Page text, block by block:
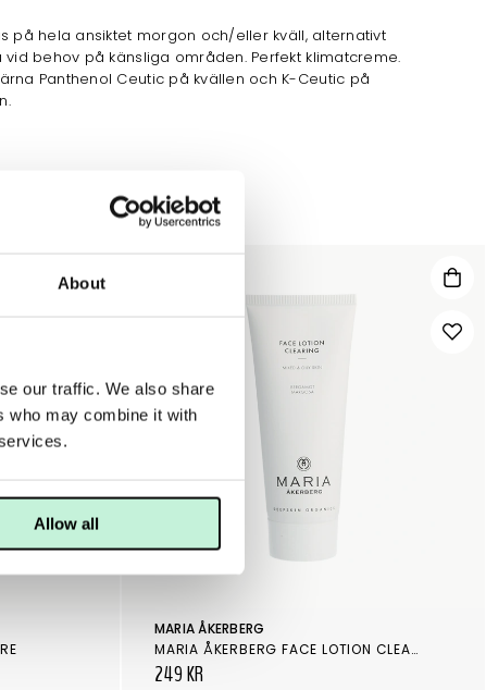
About
our traffic. We also share
who may combine it with
Allow all
på hela ansiktet morgon och/eller kväll, alternativt
behov på känsliga områden. Perfekt klimatcreme.
Panthenol Ceutic på kvällen och K-Ceutic på
MARIA ÅKERBERG
MARIA ÅKERBERG FACE LOTION CLEARING
249 KR